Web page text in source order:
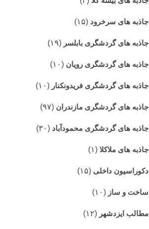
جاذبه های سرخرود (۱۵)
جاذبه های گردشگری بابلسر (۱۹)
جاذبه های گردشگری رویان (۱۰)
جاذبه های گردشگری فریدونکنار (۱۰)
جاذبه های گردشگری مازندران (۹۷)
جاذبه های گردشگری محمودآباد (۳۰)
جاذبه های ملاکلا (۱)
دکوراسیون داخلی (۱۵)
ساخت و ساز (۱۰)
مطالب ایزدشهر (۱۲)